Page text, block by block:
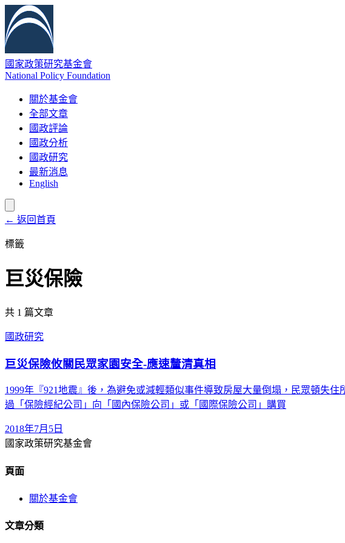
國家政策研究基金會
National Policy Foundation
關於基金會
全部文章
國政評論
國政分析
國政研究
最新消息
English
← 返回首頁
標籤
巨災保險
共 1 篇文章
國政研究
巨災保險攸關民眾家園安全-應速釐清真相
1999年『921地震』後，為避免或減輕類似事件導致房屋大量倒塌，民眾頓失
過「保險經紀公司」向「國內保險公司」或「國際保險公司」購買
2018年7月5日
國家政策研究基金會
頁面
關於基金會
文章分類